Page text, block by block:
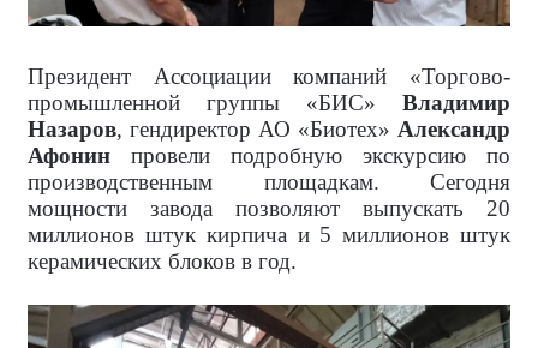
Президент Ассоциации компаний «Торгово-
промышленной группы «БИС» Владимир
Назаров, гендиректор АО «Биотех» Александр
Афонин провели подробную экскурсию по
производственным площадкам. Сегодня
мощности завода позволяют выпускать 20
миллионов штук кирпича и 5 миллионов штук
керамических блоков в год.